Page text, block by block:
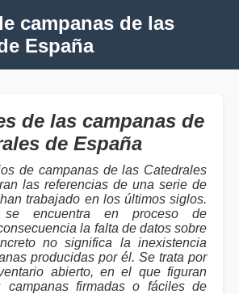
campanas de las
España
de las campanas de
de España
de campanas de las Catedrales
las referencias de una serie de
trabajado en los últimos siglos.
encuentra en proceso de
la falta de datos sobre
no significa la inexistencia
producidas por él. Se trata por
abierto, en el que figuran
campanas firmadas o fáciles de